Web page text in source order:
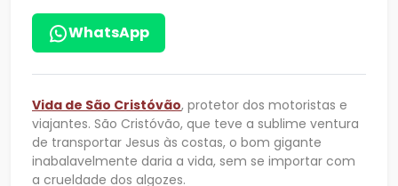
WhatsApp
Vida de São Cristóvão, protetor dos motoristas e
viajantes. São Cristóvão, que teve a sublime ventura
de transportar Jesus às costas, o bom gigante
inabalavelmente daria a vida, sem se importar com
a crueldade dos algozes.